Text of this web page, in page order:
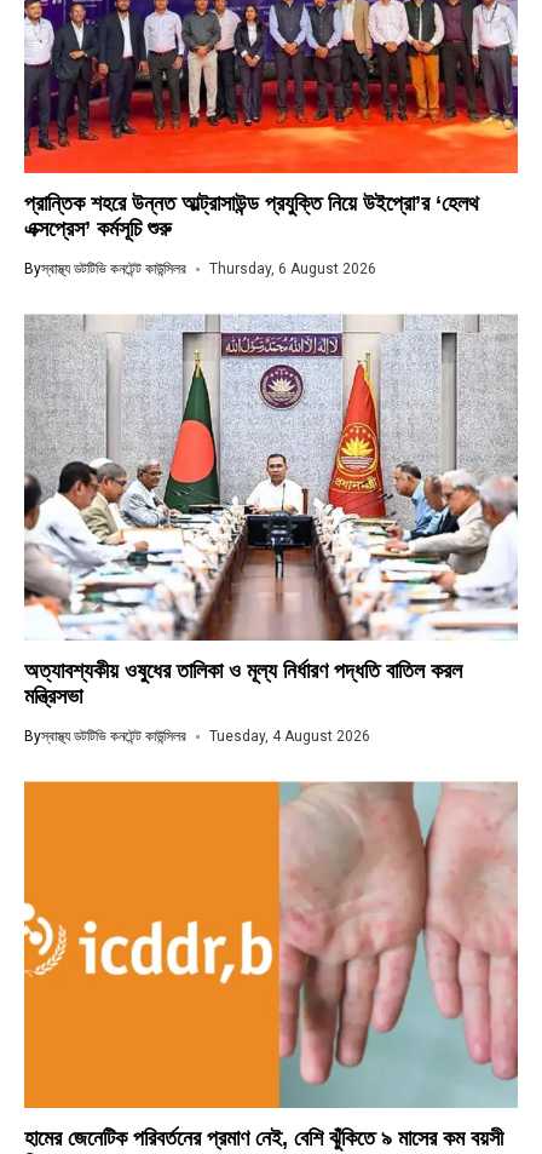
প্রান্তিক শহরে উন্নত আল্ট্রাসাউন্ড প্রযুক্তি নিয়ে উইপ্রো’র ‘হেলথ
এক্সপ্রেস’ কর্মসূচি শুরু
Byস্বাস্থ্য ডটটিভি কনটেন্ট কাউন্সিলর Thursday, 6 August 2026
অত্যাবশ্যকীয় ওষুধের তালিকা ও মূল্য নির্ধারণ পদ্ধতি বাতিল করল
মন্ত্রিসভা
Byস্বাস্থ্য ডটটিভি কনটেন্ট কাউন্সিলর Tuesday, 4 August 2026
হামের জেনেটিক পরিবর্তনের প্রমাণ নেই, বেশি ঝুঁকিতে ৯ মাসের কম বয়সী